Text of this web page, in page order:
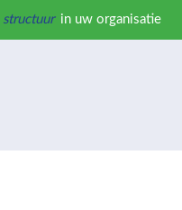
structuur in uw organisatie